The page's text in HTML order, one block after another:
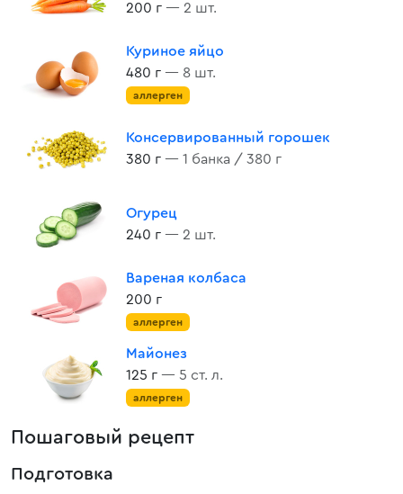
200 г — 2 шт.
Куриное яйцо
480 г — 8 шт.
аллерген
Консервированный горошек
380 г — 1 банка / 380 г
Огурец
240 г — 2 шт.
Вареная колбаса
200 г
аллерген
Майонез
125 г — 5 ст. л.
аллерген
Пошаговый рецепт
Подготовка